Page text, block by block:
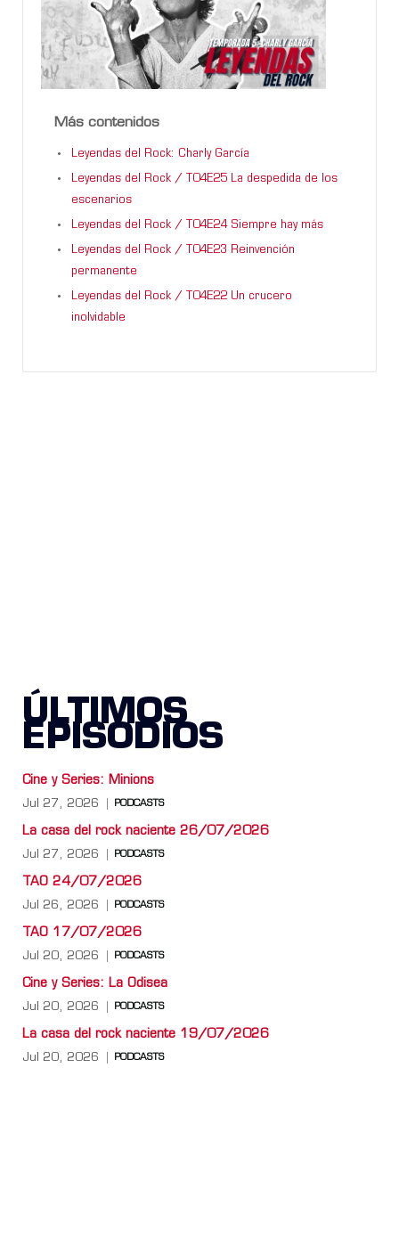
Más contenidos
Leyendas del Rock: Charly García
Leyendas del Rock / T04E25 La despedida de los
escenarios
Leyendas del Rock / T04E24 Siempre hay más
Leyendas del Rock / T04E23 Reinvención
permanente
Leyendas del Rock / T04E22 Un crucero
inolvidable
ÚLTIMOS
EPISODIOS
Cine y Series: Minions
Jul 27, 2026 PODCASTS
La casa del rock naciente 26/07/2026
Jul 27, 2026 PODCASTS
TAO 24/07/2026
Jul 26, 2026 PODCASTS
TAO 17/07/2026
Jul 20, 2026 PODCASTS
Cine y Series: La Odisea
Jul 20, 2026 PODCASTS
La casa del rock naciente 19/07/2026
Jul 20, 2026 PODCASTS